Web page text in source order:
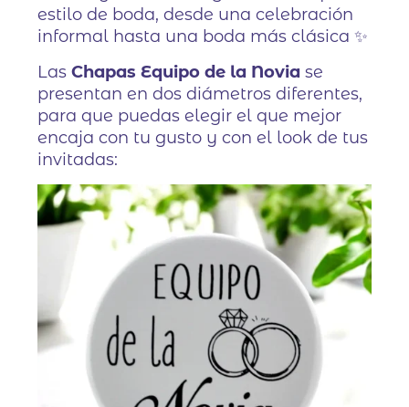
estilo de boda, desde una celebración
informal hasta una boda más clásica ✨
LasChapas Equipo de la Novia se
presentan en dos diámetros diferentes,
para que puedas elegir el que mejor
encaja con tu gusto y con el look de tus
invitadas: